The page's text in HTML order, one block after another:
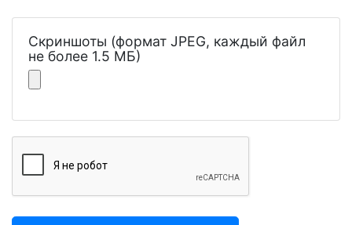
Скриншоты (формат JPEG, каждый файл
не более 1.5 МБ)